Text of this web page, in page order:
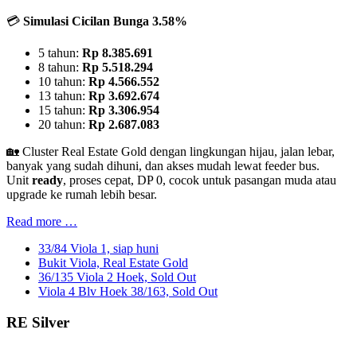
💳 Simulasi Cicilan Bunga 3.58%
5 tahun: Rp 8.385.691
8 tahun: Rp 5.518.294
10 tahun: Rp 4.566.552
13 tahun: Rp 3.692.674
15 tahun: Rp 3.306.954
20 tahun: Rp 2.687.083
🏡 Cluster Real Estate Gold dengan lingkungan hijau, jalan lebar,
banyak yang sudah dihuni, dan akses mudah lewat feeder bus.
Unit ready, proses cepat, DP 0, cocok untuk pasangan muda atau
upgrade ke rumah lebih besar.
Read more …
33/84 Viola 1, siap huni
Bukit Viola, Real Estate Gold
36/135 Viola 2 Hoek, Sold Out
Viola 4 Blv Hoek 38/163, Sold Out
RE Silver